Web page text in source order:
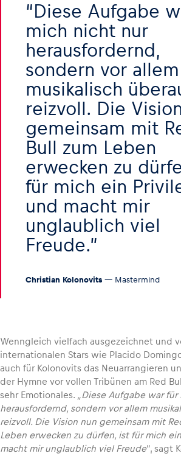
Glossar
Diese Aufgabe
mich nicht nur
herausfordernd,
sondern vor allem
musikalisch
reizvoll. Die
gemeinsam mit
Bull zum Leben
erwecken zu
für mich ein
und macht mir
unglaublich viel
Freude.
Christian Kolonovits — Mastermind
Wenngleich vielfach ausgezeichnet und
internationalen Stars wie Placido
auch für Kolonovits das Neuarrangieren
der Hymne vor vollen Tribünen am Red
sehr Emotionales. „Diese Aufgabe war
herausfordernd, sondern vor allem
reizvoll. Die Vision nun gemeinsam mit
Leben erwecken zu dürfen, ist für mich
macht mir unglaublich viel Freude“, sagt